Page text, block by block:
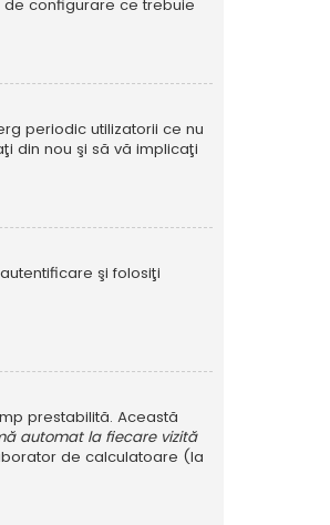
configurare ce trebuie
periodic utilizatorii ce nu
din nou şi să vă implicaţi
şi folosiţi
prestabilită. Această
automat la fiecare vizită
de calculatoare (la